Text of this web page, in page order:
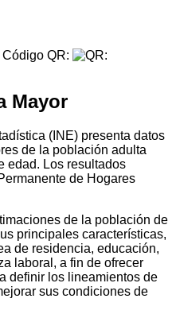
Código QR:
Mayor
(INE) presenta datos
de la población adulta
edad. Los resultados
de Hogares
de la población de
principales características,
de residencia, educación,
laboral, a fin de ofrecer
definir los lineamientos de
sus condiciones de